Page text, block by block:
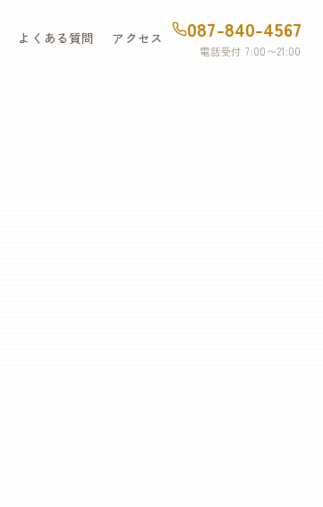
よくある質問 アクセス 087-840-4567
電話受付 7:00〜21:00